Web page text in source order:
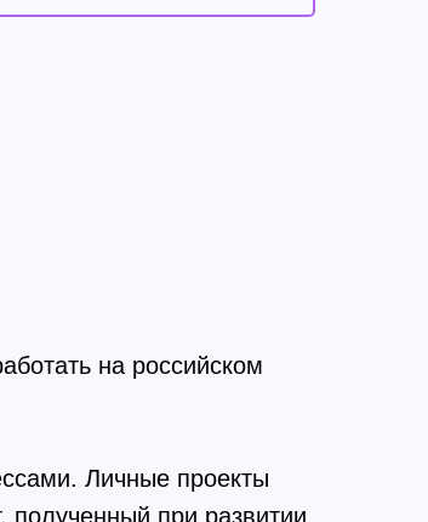
на российском
Личные проекты
полученный при развитии